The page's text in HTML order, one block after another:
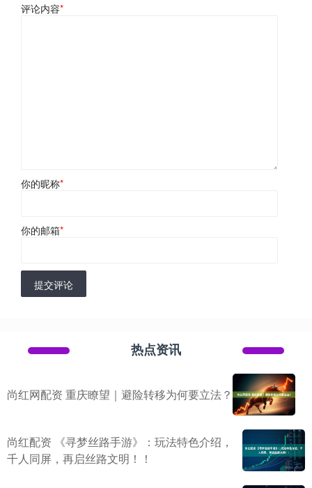
评论内容*
你的昵称*
你的邮箱*
提交评论
热点资讯
尚红网配资 重庆瞭望｜避险转移为何要立法？
尚红配资 《寻梦丝路手游》：玩法特色介绍，
千人同屏，再启丝路文明！！